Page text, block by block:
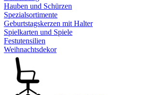
Hauben und Schürzen
Spezialsortimente
Geburtstagskerzen mit Halter
Spielkarten und Spiele
Festutensilien
Weihnachtsdekor